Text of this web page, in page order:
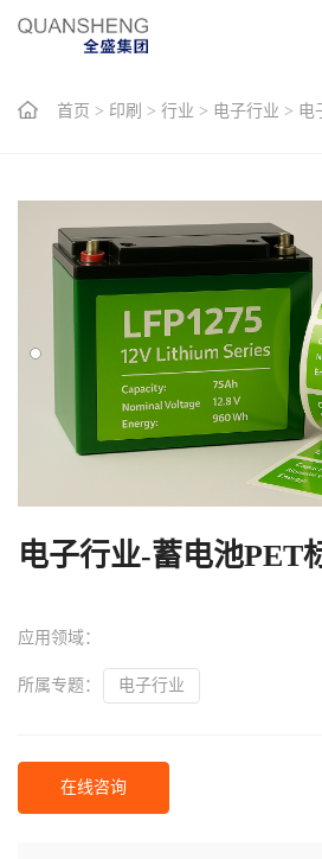
首页 > 印刷 > 行业 > 电子行业 > 电
电子行业-蓄电池PET
应用领域：
所属专题： 电子行业
在线咨询